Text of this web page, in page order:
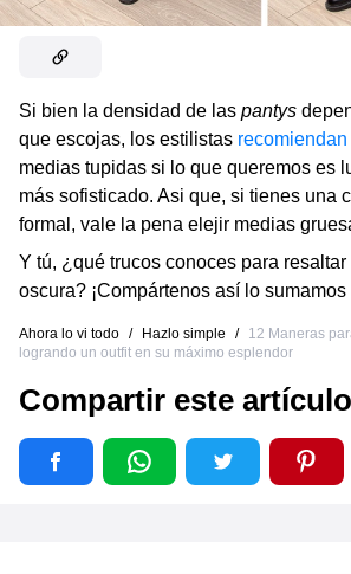
Si bien la densidad de las pantys
que escojas, los estilistas recomiendan
medias tupidas si lo que queremos es
más sofisticado. Asi que, si tienes una
formal, vale la pena elejir medias
Y tú, ¿qué trucos conoces para
oscura? ¡Compártenos así lo
Ahora lo vi todo / Hazlo simple /
12 Maneras
logrando un outfit en su máximo esplendor
Compartir este artículo